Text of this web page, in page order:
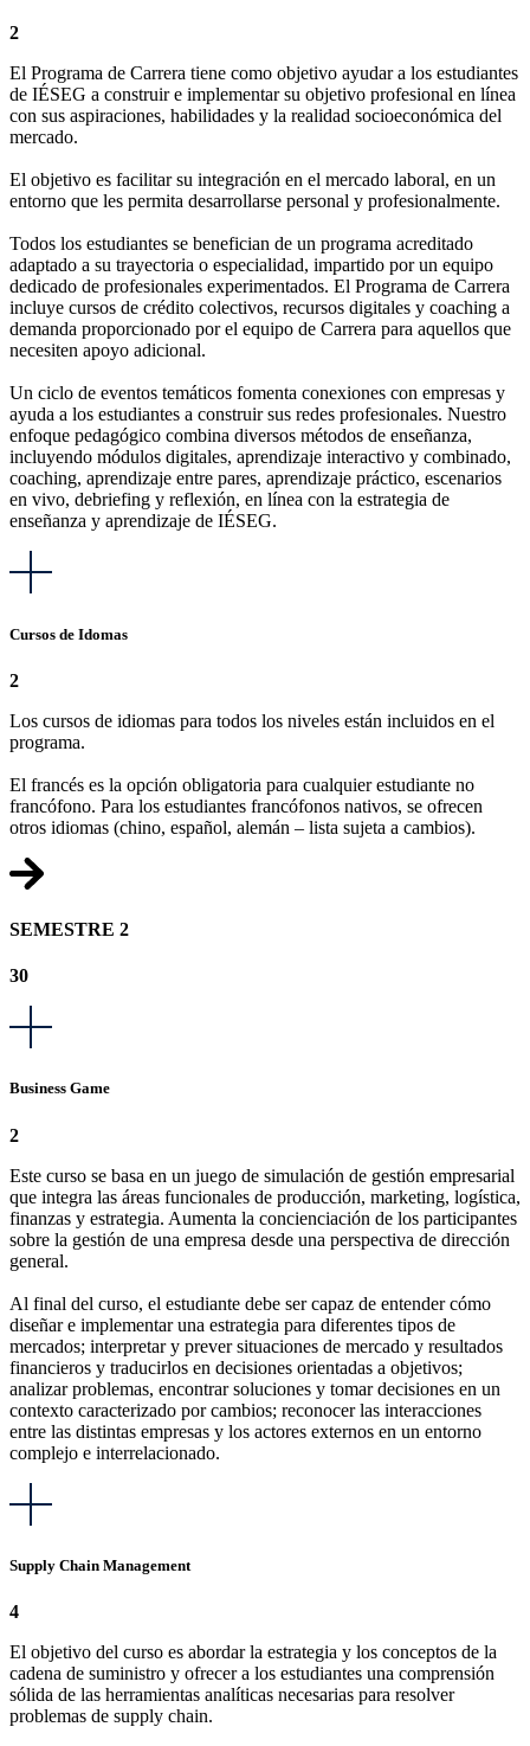
2
El Programa de Carrera tiene como objetivo ayudar a los estudiantes
de IÉSEG a construir e implementar su objetivo profesional en línea
con sus aspiraciones, habilidades y la realidad socioeconómica del
mercado.
El objetivo es facilitar su integración en el mercado laboral, en un
entorno que les permita desarrollarse personal y profesionalmente.
Todos los estudiantes se benefician de un programa acreditado
adaptado a su trayectoria o especialidad, impartido por un equipo
dedicado de profesionales experimentados. El Programa de Carrera
incluye cursos de crédito colectivos, recursos digitales y coaching a
demanda proporcionado por el equipo de Carrera para aquellos que
necesiten apoyo adicional.
Un ciclo de eventos temáticos fomenta conexiones con empresas y
ayuda a los estudiantes a construir sus redes profesionales. Nuestro
enfoque pedagógico combina diversos métodos de enseñanza,
incluyendo módulos digitales, aprendizaje interactivo y combinado,
coaching, aprendizaje entre pares, aprendizaje práctico, escenarios
en vivo, debriefing y reflexión, en línea con la estrategia de
enseñanza y aprendizaje de IÉSEG.
Cursos de Idomas
2
Los cursos de idiomas para todos los niveles están incluidos en el
programa.
El francés es la opción obligatoria para cualquier estudiante no
francófono. Para los estudiantes francófonos nativos, se ofrecen
otros idiomas (chino, español, alemán – lista sujeta a cambios).
SEMESTRE 2
30
Business Game
2
Este curso se basa en un juego de simulación de gestión empresarial
que integra las áreas funcionales de producción, marketing, logística,
finanzas y estrategia. Aumenta la concienciación de los participantes
sobre la gestión de una empresa desde una perspectiva de dirección
general.
Al final del curso, el estudiante debe ser capaz de entender cómo
diseñar e implementar una estrategia para diferentes tipos de
mercados; interpretar y prever situaciones de mercado y resultados
financieros y traducirlos en decisiones orientadas a objetivos;
analizar problemas, encontrar soluciones y tomar decisiones en un
contexto caracterizado por cambios; reconocer las interacciones
entre las distintas empresas y los actores externos en un entorno
complejo e interrelacionado.
Supply Chain Management
4
El objetivo del curso es abordar la estrategia y los conceptos de la
cadena de suministro y ofrecer a los estudiantes una comprensión
sólida de las herramientas analíticas necesarias para resolver
problemas de supply chain.